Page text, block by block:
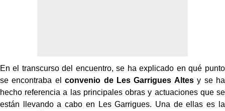
En el transcurso del encuentro, se ha explicado en qué punto
se encontraba elconvenio de Les Garrigues Altesy se ha
hecho referencia a las principales obras y actuaciones que se
están llevando a cabo en Les Garrigues. Una de ellas es la